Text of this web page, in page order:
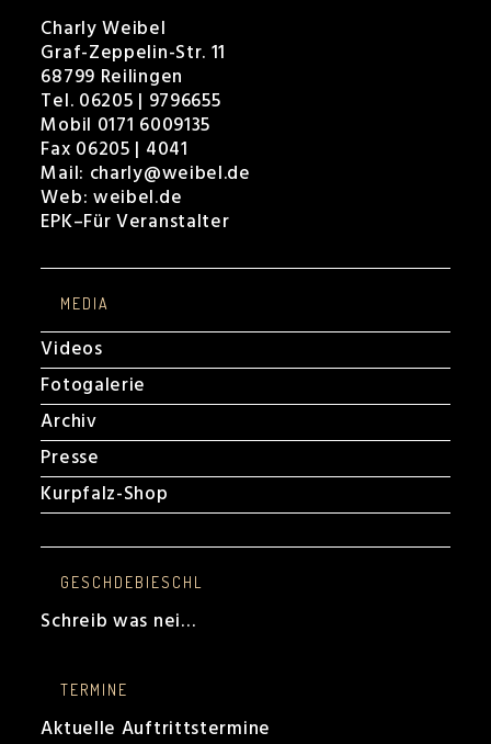
Charly Weibel
Graf-Zeppelin-Str. 11
68799 Reilingen
Tel. 06205 | 9796655
Mobil 0171 6009135
Fax 06205 | 4041
Mail: charly@weibel.de
Web: weibel.de
EPK–Für Veranstalter
MEDIA
Videos
Fotogalerie
Archiv
Presse
Kurpfalz-Shop
GESCHDEBIESCHL
Schreib was nei…
TERMINE
Aktuelle Auftrittstermine